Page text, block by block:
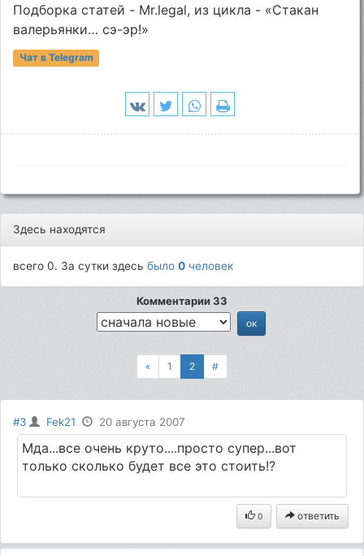
Подборка статей - Mr.legal, из цикла - «Стакан
валерьянки… сэ-эр!»
Чат в Telegram
Здесь находятся
всего 0. За сутки здесьбыло0 человек
Комментарии 33
« 1 2 #
#3 Fek21 20 августа 2007
Мда...все очень круто....просто супер...вот
только сколько будет все это стоить!?
0 ответить